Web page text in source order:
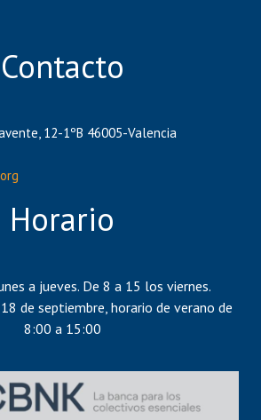
Contacto
12-1ºB 46005-Valencia
Horario
a jueves. De 8 a 15 los viernes.
de septiembre, horario de verano de
8:00 a 15:00